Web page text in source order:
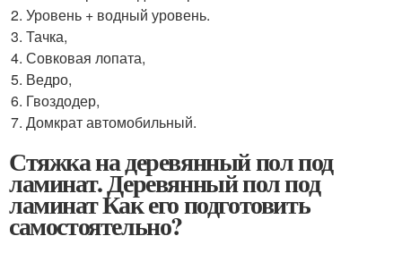
Уровень + водный уровень.
Тачка,
Совковая лопата,
Ведро,
Гвоздодер,
Домкрат автомобильный.
Стяжка на деревянный пол под
ламинат. Деревянный пол под
ламинат Как его подготовить
самостоятельно?